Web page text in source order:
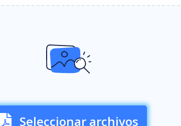
Seleccionar archivos